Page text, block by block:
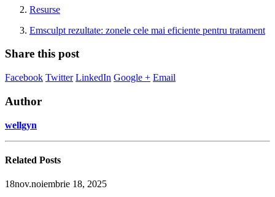
Resurse
Emsculpt rezultate: zonele cele mai eficiente pentru tratament
Share this post
Facebook Twitter LinkedIn Google + Email
Author
wellgyn
Related Posts
18nov.noiembrie 18, 2025